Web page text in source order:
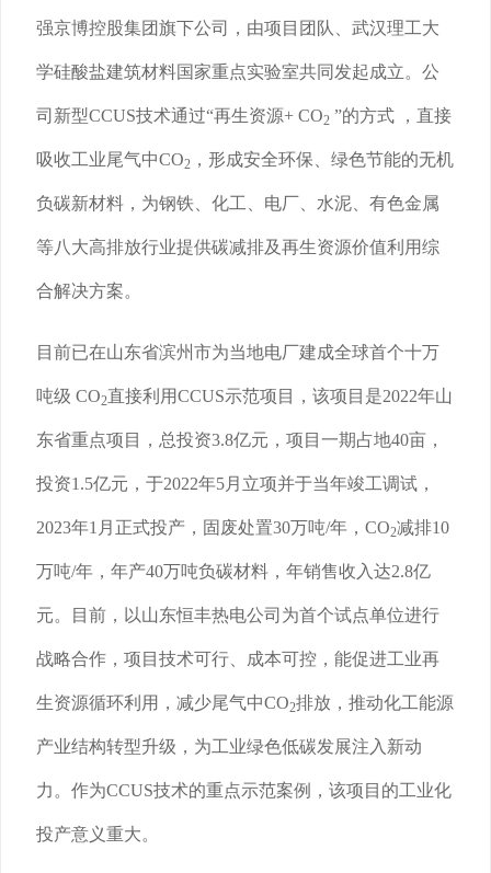
强京博控股集团旗下公司，由项目团队、武汉理工大
学硅酸盐建筑材料国家重点实验室共同发起成立。公
司新型CCUS技术通过“再生资源+ CO2 ”的方式 ，直接
吸收工业尾气中CO2 ，形成安全环保、绿色节能的无机
负碳新材料，为钢铁、化工、电厂、水泥、有色金属
等八大高排放行业提供碳减排及再生资源价值利用综
合解决方案。
目前已在山东省滨州市为当地电厂建成全球首个十万
吨级 CO2直接利用CCUS示范项目，该项目是2022年山
东省重点项目，总投资3.8亿元，项目一期占地40亩，
投资1.5亿元，于2022年5月立项并于当年竣工调试，
2023年1月正式投产，固废处置30万吨/年，CO2减排10
万吨/年，年产40万吨负碳材料，年销售收入达2.8亿
元。目前，以山东恒丰热电公司为首个试点单位进行
战略合作，项目技术可行、成本可控，能促进工业再
生资源循环利用，减少尾气中CO2排放，推动化工能源
产业结构转型升级，为工业绿色低碳发展注入新动
力。作为CCUS技术的重点示范案例，该项目的工业化
投产意义重大。